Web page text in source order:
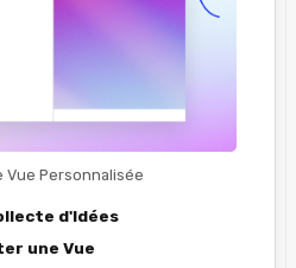
Vue Personnalisée
d'Idées
une Vue